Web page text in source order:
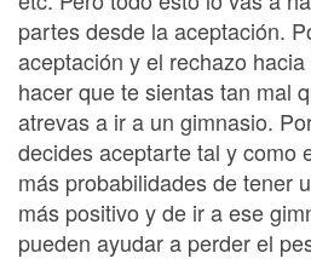
partes desde la aceptación.
aceptación y el rechazo
hacer que te sientas tan mal
atrevas a ir a un gimnasio.
decides aceptarte tal y como
más probabilidades de tener
más positivo y de ir a ese
pueden ayudar a perder el